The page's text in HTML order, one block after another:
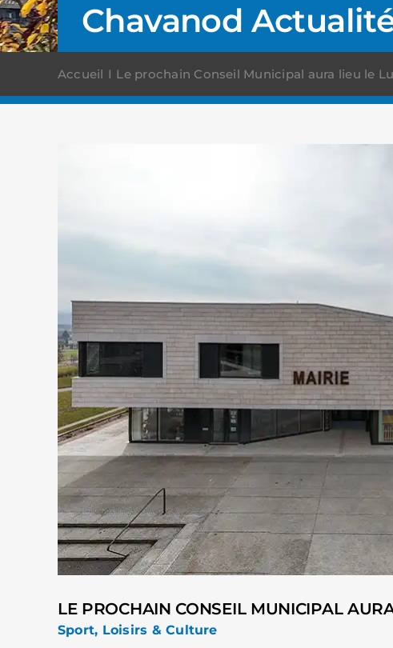
Chavanod
Accueil Le prochain Conseil Municipal aura lieu le
LE PROCHAIN CONSEIL MUNICIPAL
Sport, Loisirs & Culture